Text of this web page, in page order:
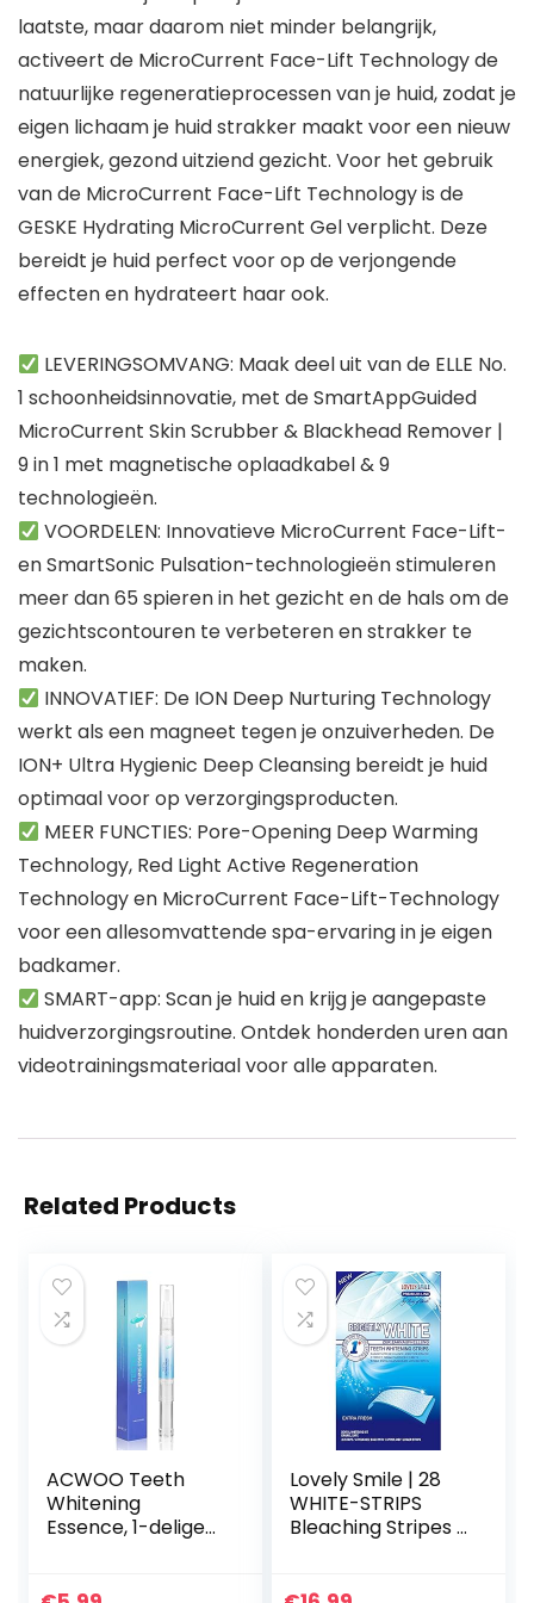
laatste, maar daarom niet minder belangrijk,
activeert de MicroCurrent Face-Lift Technology de
natuurlijke regeneratieprocessen van je huid, zodat je
eigen lichaam je huid strakker maakt voor een nieuw
energiek, gezond uitziend gezicht. Voor het gebruik
van de MicroCurrent Face-Lift Technology is de
GESKE Hydrating MicroCurrent Gel verplicht. Deze
bereidt je huid perfect voor op de verjongende
effecten en hydrateert haar ook.
LEVERINGSOMVANG: Maak deel uit van de ELLE No.
1 schoonheidsinnovatie, met de SmartAppGuided
MicroCurrent Skin Scrubber & Blackhead Remover |
9 in 1 met magnetische oplaadkabel & 9
technologieën.
VOORDELEN: Innovatieve MicroCurrent Face-Lift-
en SmartSonic Pulsation-technologieën stimuleren
meer dan 65 spieren in het gezicht en de hals om de
gezichtscontouren te verbeteren en strakker te
maken.
INNOVATIEF: De ION Deep Nurturing Technology
werkt als een magneet tegen je onzuiverheden. De
ION+ Ultra Hygienic Deep Cleansing bereidt je huid
optimaal voor op verzorgingsproducten.
MEER FUNCTIES: Pore-Opening Deep Warming
Technology, Red Light Active Regeneration
Technology en MicroCurrent Face-Lift-Technology
voor een allesomvattende spa-ervaring in je eigen
badkamer.
SMART-app: Scan je huid en krijg je aangepaste
huidverzorgingsroutine. Ontdek honderden uren aan
videotrainingsmateriaal voor alle apparaten.
Related Products
ACWOO Teeth
Whitening
Essence, 1-delige
Lovely Smile | 28
WHITE-STRIPS
Bleaching Stripes |